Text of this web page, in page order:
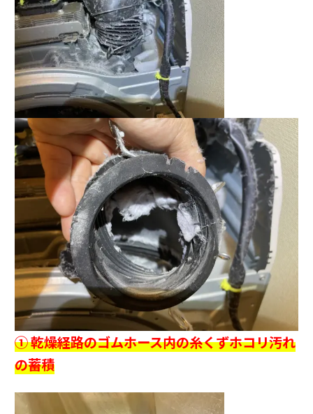
① 乾燥経路のゴムホース内の糸くずホコリ汚れ
の蓄積